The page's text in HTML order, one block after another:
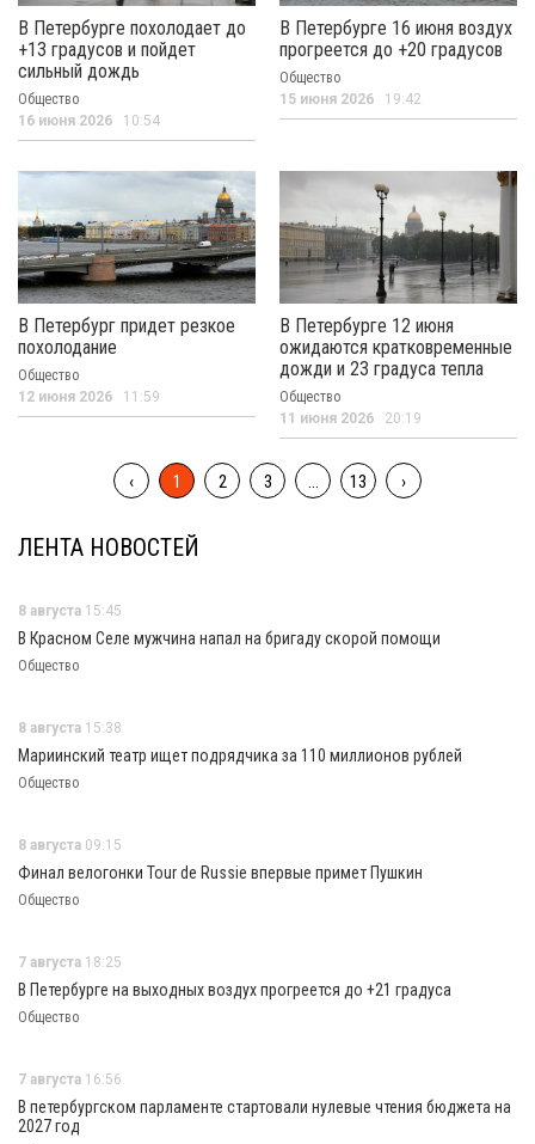
В Петербурге похолодает до
+13 градусов и пойдет
сильный дождь
Общество
16 июня 2026 10:54
В Петербурге 16 июня воздух
прогреется до +20 градусов
Общество
15 июня 2026 19:42
В Петербург придет резкое
похолодание
Общество
12 июня 2026 11:59
В Петербурге 12 июня
ожидаются кратковременные
дожди и 23 градуса тепла
Общество
11 июня 2026 20:19
‹ 1 2 3 ... 13 ›
ЛЕНТА НОВОСТЕЙ
8 августа 15:45
В Красном Селе мужчина напал на бригаду скорой помощи
Общество
8 августа 15:38
Мариинский театр ищет подрядчика за 110 миллионов рублей
Общество
8 августа 09:15
Финал велогонки Tour de Russie впервые примет Пушкин
Общество
7 августа 18:25
В Петербурге на выходных воздух прогреется до +21 градуса
Общество
7 августа 16:56
В петербургском парламенте стартовали нулевые чтения бюджета на
2027 год